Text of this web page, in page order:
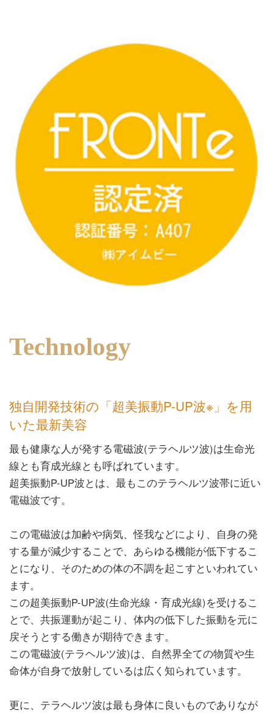
Technology
独自開発技術の「超美振動P-UP波※」を用
いた最新美容
最も健康な人が発する電磁波(テラヘルツ波)は生命光
線とも育成光線とも呼ばれています。
超美振動P-UP波とは、最もこのテラヘルツ波帯に近い
電磁波です。
この電磁波は加齢や病気、怪我などにより、自身の発
する量が減少することで、あらゆる機能が低下するこ
とになり、そのための体の不調を起こすといわれてい
ます。
この超美振動P-UP波(生命光線・育成光線)を受けるこ
とで、共振運動が起こり、体内の低下した振動を元に
戻そうとする働きが期待できます。
この電磁波(テラヘルツ波)は、自然界全ての物質や生
命体が自身で放射しているは広く知られています。
更に、テラヘルツ波は最も身体に良いものでありなが